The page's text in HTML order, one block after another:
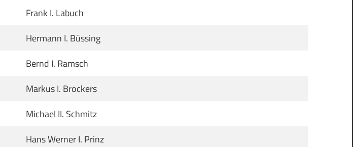
Frank I. Labuch
Hermann I. Büssing
Bernd I. Ramsch
Markus I. Brockers
Michael II. Schmitz
Hans Werner I. Prinz